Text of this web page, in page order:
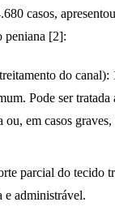
casos,
peniana [2]:
do canal):
Pode ser tratada
ou, em casos
parcial do tecido
e administrável.